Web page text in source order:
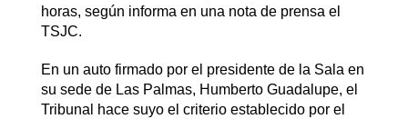
horas, según informa en una nota de prensa el
TSJC.
En un auto firmado por el presidente de la Sala en
su sede de Las Palmas, Humberto Guadalupe, el
Tribunal hace suyo el criterio establecido por el